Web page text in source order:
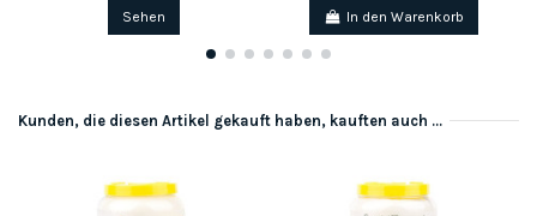
Sehen In den Warenkorb
Kunden, die diesen Artikel gekauft haben, kauften auch ...